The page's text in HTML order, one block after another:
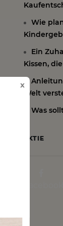
x
Wie
Ein
Kissen,
Welt
Was
AKTIE